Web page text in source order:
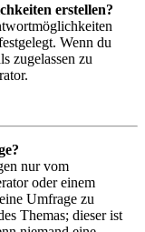
erstellen?
Wenn du
zugelassen zu
nur vom
oder einem
Umfrage zu
Themas; dieser ist